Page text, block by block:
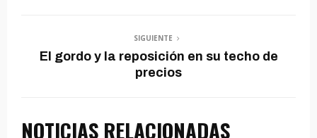
SIGUIENTE
El gordo y la reposición en su techo de
precios
NOTICIAS RELACIONADAS